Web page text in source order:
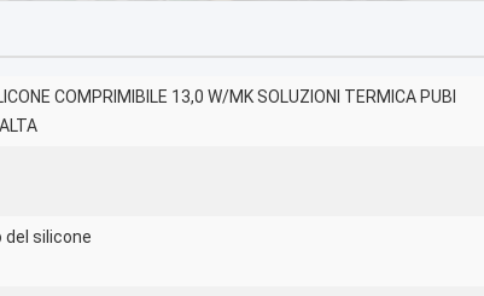
COMPRIMIBILE 13,0 W/MK SOLUZIONI TERMICA PUBI
silicone